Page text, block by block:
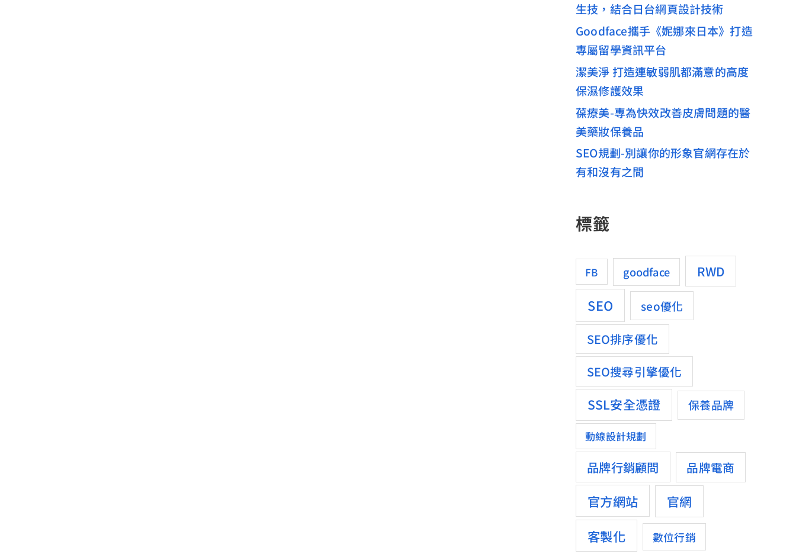
生技，結合日台網頁設計技術
Goodface攜手《妮娜來日本》打造
專屬留學資訊平台
潔美淨 打造連敏弱肌都滿意的高度
保濕修護效果
葆療美-專為快效改善皮膚問題的醫
美藥妝保養品
SEO規劃-別讓你的形象官網存在於
有和沒有之間
標籤
FB goodface RWD
SEO seo優化
SEO排序優化
SEO搜尋引擎優化
SSL安全憑證 保養品牌
動線設計規劃
品牌行銷顧問 品牌電商
官方網站 官網
客製化 數位行銷